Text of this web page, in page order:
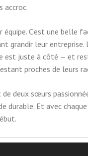
accroc.
C’est une belle
grandir leur entreprise.
est juste à côté — et
proches de leurs
de deux sœurs
durable. Et avec chaque